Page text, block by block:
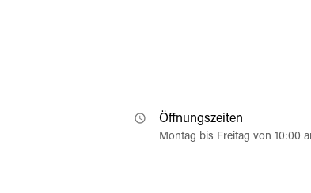
Öffnungszeiten
Montag bis Freitag von 10:00